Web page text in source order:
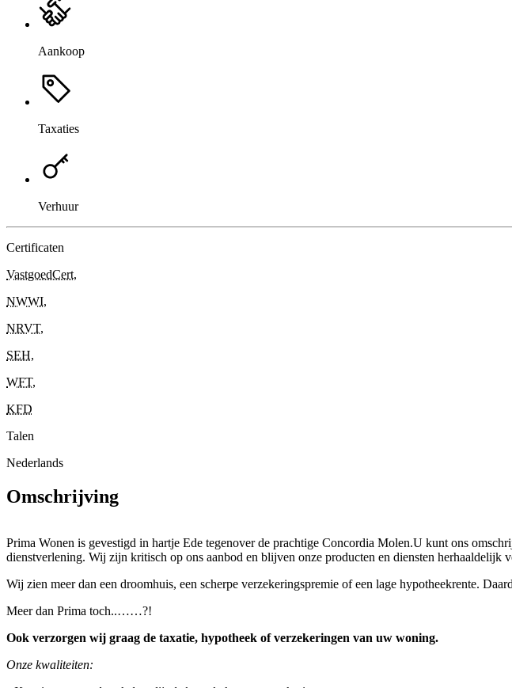
Aankoop
Taxaties
Verhuur
Certificaten
VastgoedCert,
NWWI,
NRVT,
SEH,
WFT,
KFD
Talen
Nederlands
Omschrijving
Prima Wonen is gevestigd in hartje Ede tegenover de prachtige Concordia Molen.U kunt ons
dienstverlening. Wij zijn kritisch op ons aanbod en blijven onze producten en diensten herhaaldelijk
Wij zien meer dan een droomhuis, een scherpe verzekeringspremie of een lage hypotheekrente.
Meer dan Prima toch..……?!
Ook verzorgen wij graag de taxatie, hypotheek of verzekeringen van uw woning.
Onze kwaliteiten: